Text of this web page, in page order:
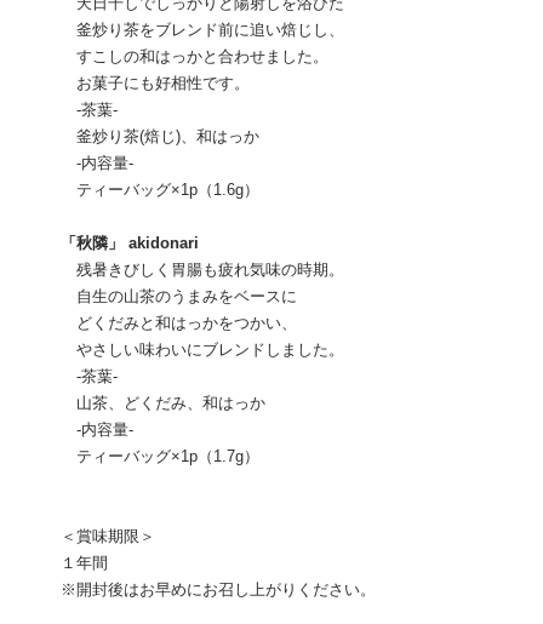
釜炒り茶をブレンド前に追い焙じし、
すこしの和はっかと合わせました。
お菓子にも好相性です。
-茶葉-
釜炒り茶(焙じ)、和はっか
-内容量-
ティーバッグ×1p（1.6g）
「秋隣」 akidonari
残暑きびしく胃腸も疲れ気味の時期。
自生の山茶のうまみをベースに
どくだみと和はっかをつかい、
やさしい味わいにブレンドしました。
-茶葉-
山茶、どくだみ、和はっか
-内容量-
ティーバッグ×1p（1.7g）
＜賞味期限＞
１年間
※開封後はお早めにお召し上がりください。